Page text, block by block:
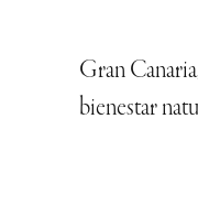
Gran
bienestar